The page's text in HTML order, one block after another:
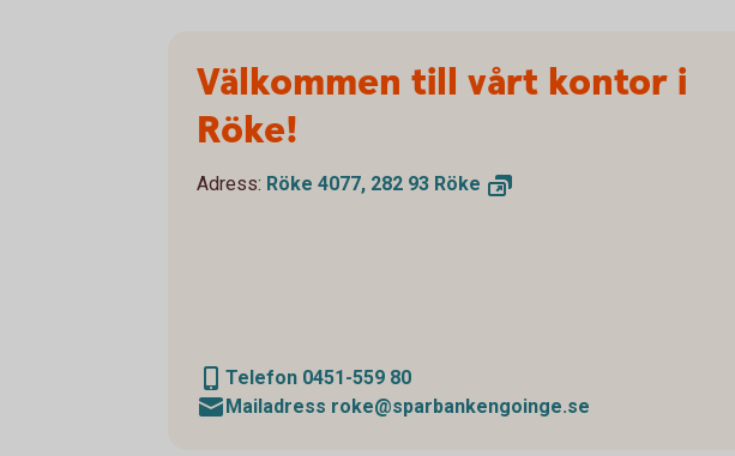
Välkommen till vårt kontor i
Röke!
Adress: Röke 4077, 282 93 Röke
Telefon 0451-559 80
Mailadress roke@sparbankengoinge.se